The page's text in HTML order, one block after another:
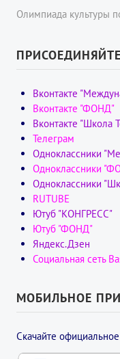
Олимпиада культуры
Вконтакте
Вконтакте "ФОНД"
Вконтакте "Школа
Телеграм
Одноклассники
Одноклассники
Одноклассники
RUTUBE
Ютуб "КОНГРЕСС"
Ютуб "ФОНД"
Яндекс.Дзен
Социальная сеть
МОБИЛЬНОЕ
Скачайте